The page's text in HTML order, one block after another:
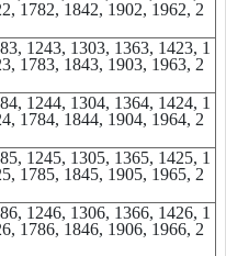
1782, 1842, 1902, 1962, 2
1243, 1303, 1363, 1423, 1
1783, 1843, 1903, 1963, 2
1244, 1304, 1364, 1424, 1
1784, 1844, 1904, 1964, 2
1245, 1305, 1365, 1425, 1
1785, 1845, 1905, 1965, 2
1246, 1306, 1366, 1426, 1
1786, 1846, 1906, 1966, 2